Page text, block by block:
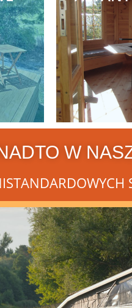
W